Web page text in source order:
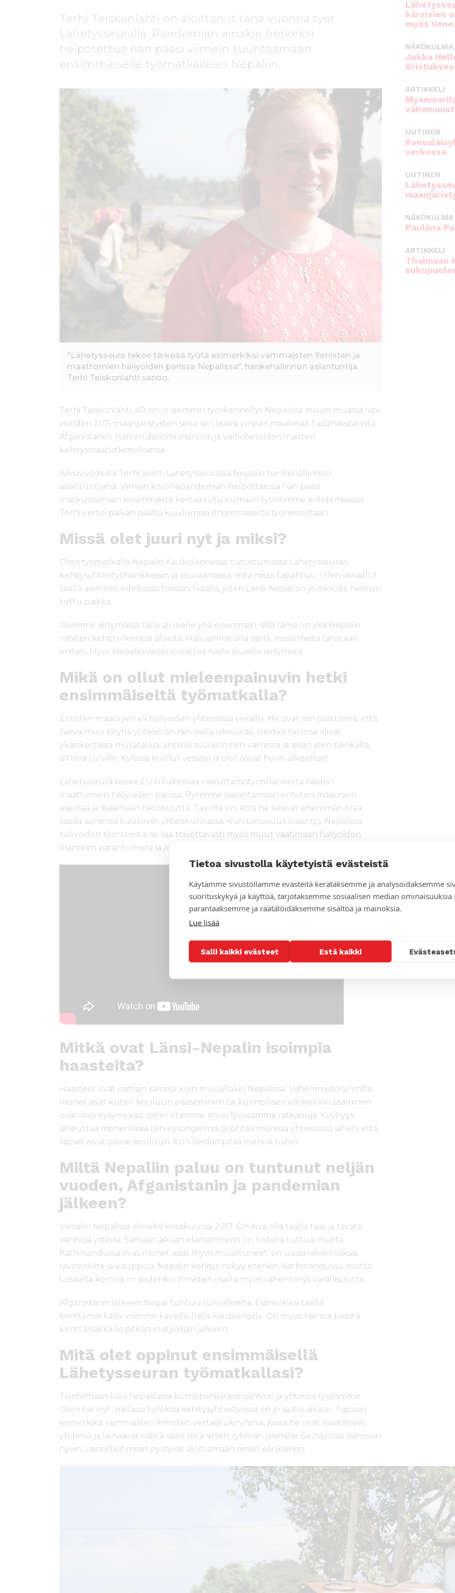
Tietoa sivustolla käytetyistä evästeistä
Käytämme sivustollamme evästeitä kerätäksemme ja analysoidaksemme
suorituskykyä ja käyttöä, tarjotaksemme sosiaalisen median ominaisuuksia
parantaaksemme ja räätälöidäksemme sisältöä ja mainoksia.
Lue lisää
Salli kaikki evästeet Estä kaikki
Terhi Teiskonlahti on aloittanut tänä vuonna työt
Lähetysseuralla. Pandemian ainakin hetkeksi
helpotettua hän pääsi viimein suuntaamaan
ensimmäiselle työmatkalleen Nepaliin.
"Lähetysseura tekee tärkeää työtä esimerkiksi vammaisten ihmisten ja
maattomien haliyoiden parissa Nepalissa", hankehallinnon asiantuntija
Terhi Teiskonlahti sanoo.
Terhi Teiskonlahti, 40, on jo aiemmin työskennellyt Nepalissa muun muassa läpi
vuoden 2015 maanjäristysten sekä sen lisäksi ympäri maailmaa Tadzhikistanista
Afganistaniin. Hän on diplomi-insinööri ja valtiotieteiden maisteri
kehitysmaatutkimuksessa.
Alkuvuodesta Terhi aloitti Lähetysseurassa Nepalin hankehallinnon
asiantuntijana. Viimein koronapandemian helpottaessa hän pääsi
matkustamaan ensimmäistä kertaa tutustumaan työhömme kohdemaassa.
Terhi kertoi paikan päältä kuulumisia ensimmäiseltä työreissultaan.
Missä olet juuri nyt ja miksi?
Olen työmatkalla Nepalin Kaukolännessä, tutustumassa Lähetysseuran
kehitysyhteistyöhankkeisiin ja seuraamassa, mitä niissä tapahtuu. Olen vieraillut
täällä aiemmin edellisissä töissäni Fidalla, joten Länsi-Nepal on jo minulle hieman
tuttu paikka.
Olemme siirtymässä tälle alueelle yhä enemmän, sillä tämä on yksi Nepalin
vähiten kehittyneimpiä alueita. Haluamme olla siellä, missä meitä tarvitaan
eniten. Myös Nepalin valtio suosittaa näille alueille siirtymistä.
Mikä on ollut mieleenpainuvin hetki
ensimmäiseltä työmatkalla?
Entisten maaorjien eli haliyoiden yhteisössä vierailu. He ovat niin osattomia, että
harva muu köyhä yhteisö on niin vailla oikeuksia. Heidän talonsa olivat
yksinkertaisia mutataloja, yhteisö asui ison tien varressa ja aivan joen penkalla,
alttiina tulville. Kylässä ei ollut vessoja ja olot olivat hyvin alkeelliset.
Lähetysseura tekee EU:n tukemaa vaikuttamistyönhanketta näiden
maattomien haliyoiden parissa. Pyrimme parantamaan entisten maaorjien
asemaa ja lisäämään tietoisuutta. Tavoite on, että he saisivat enemmän tilaa
saada äänensä kuuluviin yhteiskunnassa. Kun tietoisuus lisääntyy Nepalissa
haliyoiden tilanteesta, se saa toivottavasti myös muut vaatimaan haliyoiden
tilanteen parantumista ja johtaa pysyvään muutokseen.
Mitkä ovat Länsi-Nepalin isoimpia
haasteita?
Haasteet ovat osittain samoja kuin muuallakin Nepalissa. Vähemmistöryhmille
monet asiat kuten kouluun pääseminen tai kunnollisen elinkeinon saaminen
ovat isoja kysymyksiä, joihin etsimme myös työssämme ratkaisuja. Köyhyys
aiheuttaa monenlaisia terveysongelmia ja johtaa monissa yhteisöissä siihen, että
lapset eivät pääse kouluun, kun heidän pitää mennä töihin.
Miltä Nepaliin paluu on tuntunut neljän
vuoden, Afganistanin ja pandemian
jälkeen?
Vierailin Nepalissa viimeksi kesäkuussa 2017. On kiva olla täällä taas ja tavata
vanhoja ystäviä. Samaan aikaan elämänmeno on todella tuttua, mutta
Kathmandussa ovat monet asiat myös muuttuneet: on uusia rakennuksia,
ravintoloita ja kauppoja. Nepalin kehitys näkyy etenkin Kathmandussa, mutta
toisaalta korona on joidenkin ihmisten osalta myös vähentänyt varallisuutta.
Afganistanin jälkeen Nepal tuntuu turvalliselta. Esimerkiksi täällä
kenttämatkalla voimme kävellä illalla kaupungilla. On myös hienoa päästä
kenttämatkalle pitkän etätyöajan jälkeen.
Mitä olet oppinut ensimmäisellä
Lähetysseuran työmatkallasi?
Tuntemaan lisää nepalilaisia kumppanijärjestöjämme ja yhteistä työtämme.
Olen nähnyt, millaisia tuloksia kehitysyhteistyössä on jo saatu aikaan. Tapasin
esimerkiksi vammaisten ihmisten vertaistukiryhmiä, joissa he ovat säästäneet
yhdessä ja lainaavat näistä säästöistä sitten ryhmän jäsenille. Se näyttää toimivan
hyvin. Lainoilla ihmiset pystyvät aloittamaan oman elinkeinon.
kärsivien
myös
NÄKÖKULMA
Jukka
ARTIKKELI
UUTINEN
verkossa
UUTINEN
NÄKÖKULMA
Pauliina
ARTIKKELI
Thaimaan